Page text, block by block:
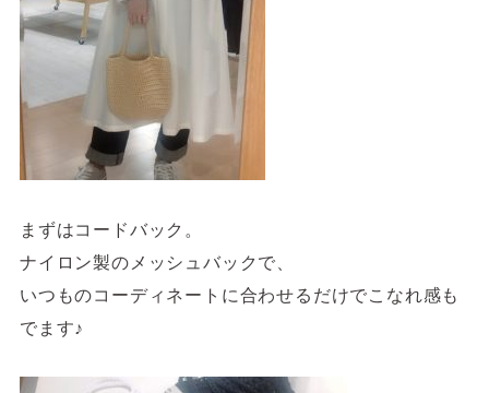
まずはコードバック。
ナイロン製のメッシュバックで、
いつものコーディネートに合わせるだけでこなれ感も
でます♪